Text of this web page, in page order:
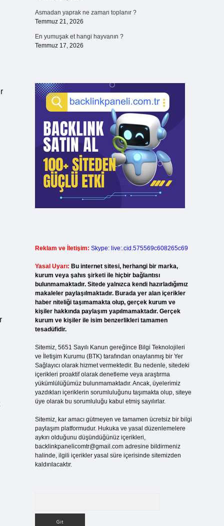
Asmadan yaprak ne zaman toplanır ?
Temmuz 21, 2026
En yumuşak et hangi hayvanın ?
Temmuz 17, 2026
Reklam ve İletişim: Skype: live:.cid.575569c608265c69
Yasal Uyarı: Bu internet sitesi, herhangi bir marka,
kurum veya şahıs şirketi ile hiçbir bağlantısı
bulunmamaktadır. Sitede yalnızca kendi hazırladığımız
makaleler paylaşılmaktadır. Burada yer alan içerikler
haber niteliği taşımamakta olup, gerçek kurum ve
kişiler hakkında paylaşım yapılmamaktadır. Gerçek
kurum ve kişiler ile isim benzerlikleri tamamen
tesadüfidir.
Sitemiz, 5651 Sayılı Kanun gereğince Bilgi Teknolojileri
ve İletişim Kurumu (BTK) tarafından onaylanmış bir Yer
Sağlayıcı olarak hizmet vermektedir. Bu nedenle, sitedeki
içerikleri proaktif olarak denetleme veya araştırma
yükümlülüğümüz bulunmamaktadır. Ancak, üyelerimiz
yazdıkları içeriklerin sorumluluğunu taşımakta olup, siteye
üye olarak bu sorumluluğu kabul etmiş sayılırlar.
Sitemiz, kar amacı gütmeyen ve tamamen ücretsiz bir bilgi
paylaşım platformudur. Hukuka ve yasal düzenlemelere
aykırı olduğunu düşündüğünüz içerikleri,
backlinkpanelicomtr@gmail.comadresine bildirmeniz
halinde, ilgili içerikler yasal süre içerisinde sitemizden
kaldırılacaktır.